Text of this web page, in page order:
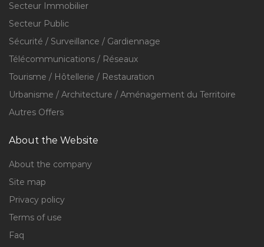
Secteur Immobilier
Secteur Public
Sécurité / Surveillance / Gardiennage
Télécommunications / Réseaux
Tourisme / Hôtellerie / Restauration
Urbanisme / Architecture / Aménagement du Territoire
Autres Offers
About the Website
About the company
Site map
Privacy policy
Terms of use
Faq